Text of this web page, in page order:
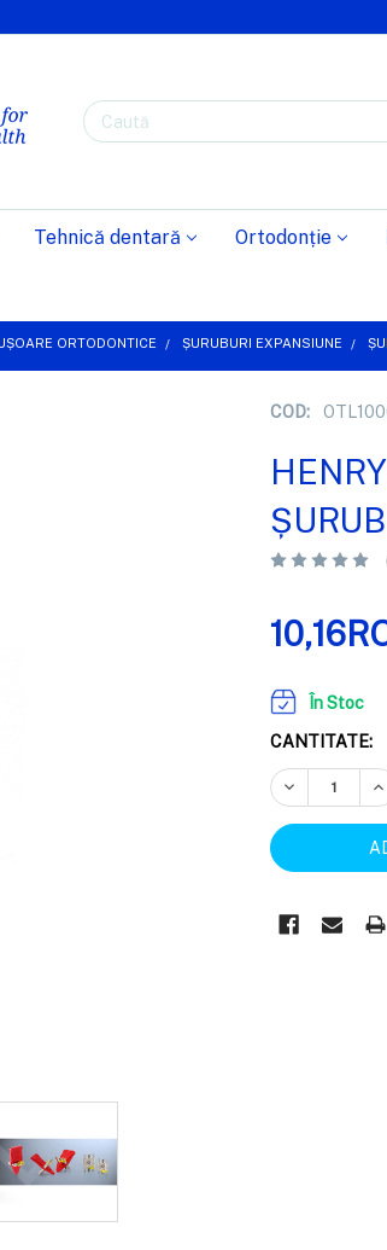
Caută
Tehnică dentară Ortodonție
ORTODONTICE ȘURUBURI EXPANSIUNE
COD:
În Stoc
CANTITATE:
REDUCEȚI